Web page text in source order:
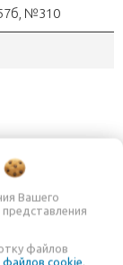
№310
Вашего
файлов
cookie.